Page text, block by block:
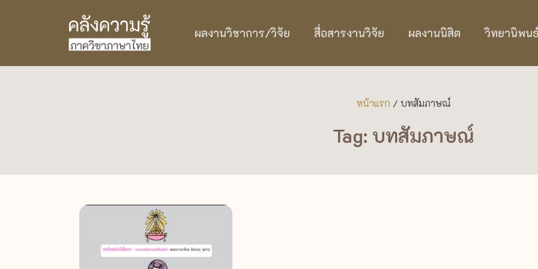
ผลงานวิชาการ/วิจัย สื่อสารงานวิจัย ผลงานนิสิต วิทยานิพน
หน้าแรก / บทสัมภาษณ์
Tag: บทสัมภาษณ์